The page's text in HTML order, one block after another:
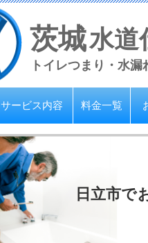
茨城水道
トイレつまり・水漏
サービス内容 料金一覧
日立市で